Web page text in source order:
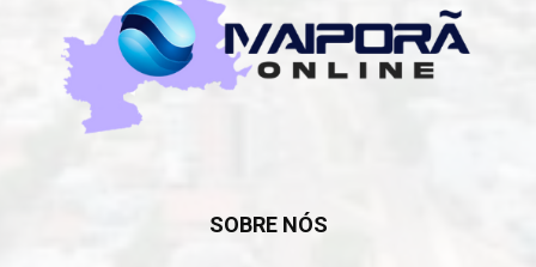
SOBRE NÓS